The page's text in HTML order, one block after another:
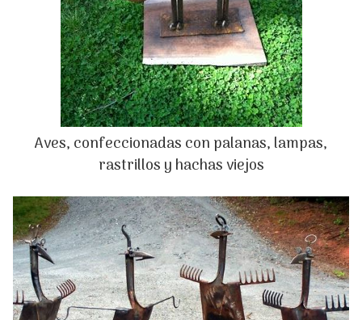
Aves, confeccionadas con palanas, lampas,
rastrillos y hachas viejos